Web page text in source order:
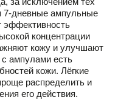
7-дневные ампульные
концентрации
кожу и улучшают
с ампулами есть
кожи. Лёгкие
распределить и
его действия.